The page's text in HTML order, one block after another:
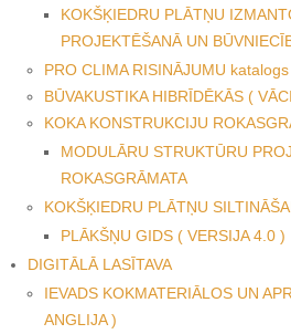
KOKŠĶIEDRU PLĀTŅU
PROJEKTĒŠANĀ UN
PRO CLIMA RISINĀJUMU
BŪVAKUSTIKA HIBRĪDĒKĀS (
KOKA KONSTRUKCIJU
MODULĀRU STRUKTŪRU
ROKASGRĀMATA
KOKŠĶIEDRU PLĀTŅU
PLĀKŠŅU GIDS ( VERSIJA 4.0 )
DIGITĀLĀ LASĪTAVA
IEVADS KOKMATERIĀLOS UN
ANGLIJA )